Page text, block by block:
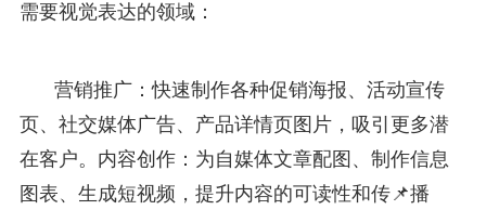
需要视觉表达的领域：
营销推广：快速制作各种促销海报、活动宣传
页、社交媒体广告、产品详情页图片，吸引更多潜
在客户。内容创作：为自媒体文章配图、制作信息
图表、生成短视频，提升内容的可读性和传📌播